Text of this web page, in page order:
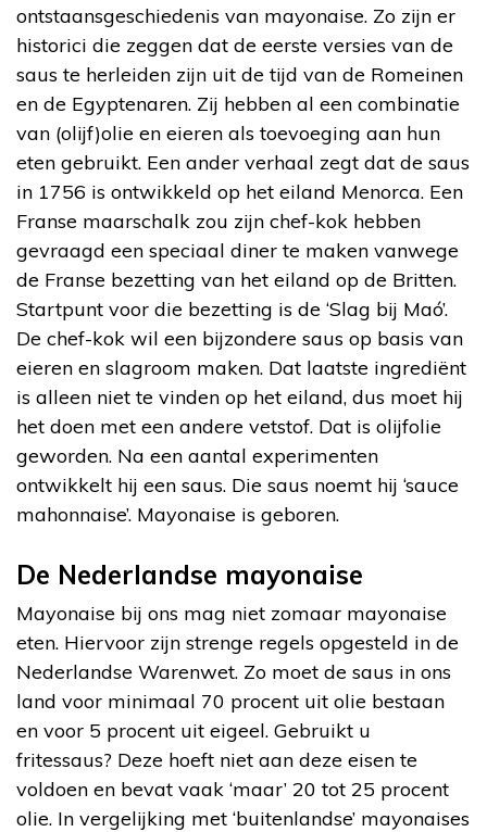
ontstaansgeschiedenis van mayonaise. Zo zijn er
historici die zeggen dat de eerste versies van de
saus te herleiden zijn uit de tijd van de Romeinen
en de Egyptenaren. Zij hebben al een combinatie
van (olijf)olie en eieren als toevoeging aan hun
eten gebruikt. Een ander verhaal zegt dat de saus
in 1756 is ontwikkeld op het eiland Menorca. Een
Franse maarschalk zou zijn chef-kok hebben
gevraagd een speciaal diner te maken vanwege
de Franse bezetting van het eiland op de Britten.
Startpunt voor die bezetting is de ‘Slag bij Maó’.
De chef-kok wil een bijzondere saus op basis van
eieren en slagroom maken. Dat laatste ingrediënt
is alleen niet te vinden op het eiland, dus moet hij
het doen met een andere vetstof. Dat is olijfolie
geworden. Na een aantal experimenten
ontwikkelt hij een saus. Die saus noemt hij ‘sauce
mahonnaise’. Mayonaise is geboren.
De Nederlandse mayonaise
Mayonaise bij ons mag niet zomaar mayonaise
eten. Hiervoor zijn strenge regels opgesteld in de
Nederlandse Warenwet. Zo moet de saus in ons
land voor minimaal 70 procent uit olie bestaan
en voor 5 procent uit eigeel. Gebruikt u
fritessaus? Deze hoeft niet aan deze eisen te
voldoen en bevat vaak ‘maar’ 20 tot 25 procent
olie. In vergelijking met ‘buitenlandse’ mayonaises